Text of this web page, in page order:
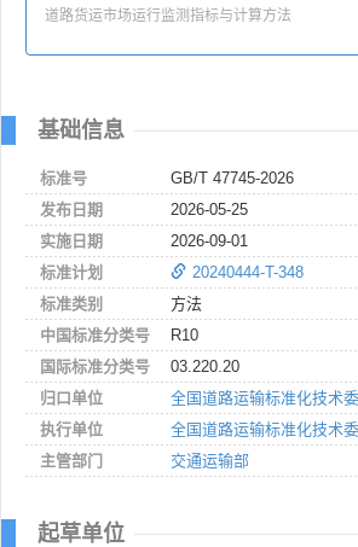
道路货运市场运行监测指标与计算方法
基础信息
标准号
GB/T 47745-2026
发布日期
2026-05-25
实施日期
2026-09-01
标准计划
20240444-T-348
标准类别
方法
中国标准分类号
R10
国际标准分类号
03.220.20
归口单位
全国道路运输标准化技术
执行单位
全国道路运输标准化技术
主管部门
交通运输部
起草单位